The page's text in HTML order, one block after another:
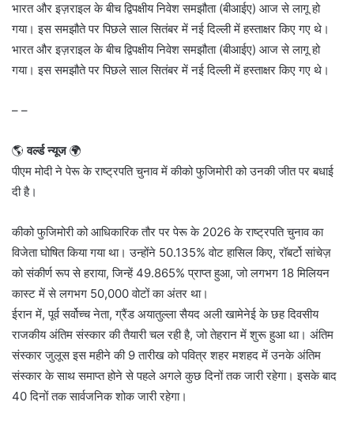
भारत और इज़राइल के बीच द्विपक्षीय निवेश समझौता (बीआईए) आज से लागू हो
गया। इस समझौते पर पिछले साल सितंबर में नई दिल्ली में हस्ताक्षर किए गए थे।
भारत और इज़राइल के बीच द्विपक्षीय निवेश समझौता (बीआईए) आज से लागू हो
गया। इस समझौते पर पिछले साल सितंबर में नई दिल्ली में हस्ताक्षर किए गए थे।
– –
🌎वर्ल्ड न्यूज🌍
पीएम मोदी ने पेरू के राष्ट्रपति चुनाव में कीको फुजिमोरी को उनकी जीत पर बधाई
दी है।
कीको फुजिमोरी को आधिकारिक तौर पर पेरू के 2026 के राष्ट्रपति चुनाव का
विजेता घोषित किया गया था। उन्होंने 50.135% वोट हासिल किए, रॉबर्टो सांचेज़
को संकीर्ण रूप से हराया, जिन्हें 49.865% प्राप्त हुआ, जो लगभग 18 मिलियन
कास्ट में से लगभग 50,000 वोटों का अंतर था।
ईरान में, पूर्व सर्वोच्च नेता, ग्रैंड अयातुल्ला सैयद अली खामेनेई के छह दिवसीय
राजकीय अंतिम संस्कार की तैयारी चल रही है, जो तेहरान में शुरू हुआ था। अंतिम
संस्कार जुलूस इस महीने की 9 तारीख को पवित्र शहर मशहद में उनके अंतिम
संस्कार के साथ समाप्त होने से पहले अगले कुछ दिनों तक जारी रहेगा। इसके बाद
40 दिनों तक सार्वजनिक शोक जारी रहेगा।